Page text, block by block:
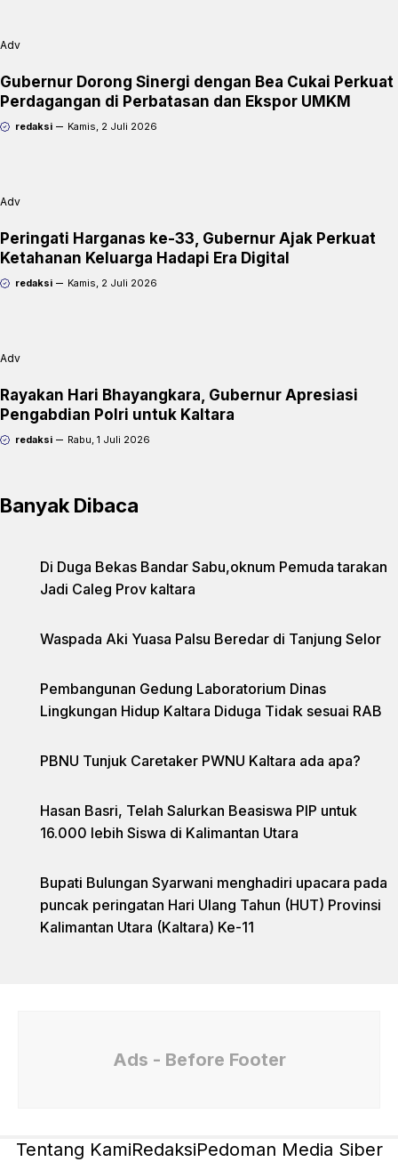
Adv
Gubernur Dorong Sinergi dengan Bea Cukai Perkuat
Perdagangan di Perbatasan dan Ekspor UMKM
redaksi Kamis, 2 Juli 2026
Adv
Peringati Harganas ke-33, Gubernur Ajak Perkuat
Ketahanan Keluarga Hadapi Era Digital
redaksi Kamis, 2 Juli 2026
Adv
Rayakan Hari Bhayangkara, Gubernur Apresiasi
Pengabdian Polri untuk Kaltara
redaksi Rabu, 1 Juli 2026
Banyak Dibaca
Di Duga Bekas Bandar Sabu,oknum Pemuda tarakan
Jadi Caleg Prov kaltara
Waspada Aki Yuasa Palsu Beredar di Tanjung Selor
Pembangunan Gedung Laboratorium Dinas
Lingkungan Hidup Kaltara Diduga Tidak sesuai RAB
PBNU Tunjuk Caretaker PWNU Kaltara ada apa?
Hasan Basri, Telah Salurkan Beasiswa PIP untuk
16.000 lebih Siswa di Kalimantan Utara
Bupati Bulungan Syarwani menghadiri upacara pada
puncak peringatan Hari Ulang Tahun (HUT) Provinsi
Kalimantan Utara (Kaltara) Ke-11
Ads - Before Footer
Tentang KamiRedaksiPedoman Media Siber